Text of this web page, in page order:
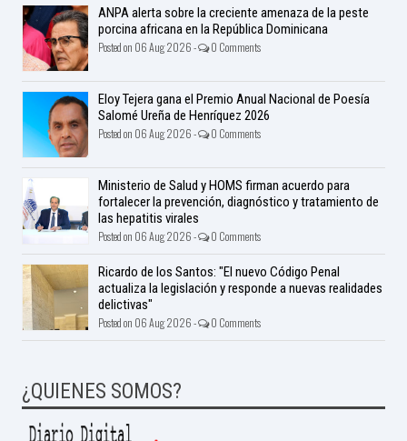
ANPA alerta sobre la creciente amenaza de la peste
porcina africana en la República Dominicana
Posted on 06 Aug 2026 - 0 Comments
Eloy Tejera gana el Premio Anual Nacional de Poesía
Salomé Ureña de Henríquez 2026
Posted on 06 Aug 2026 - 0 Comments
Ministerio de Salud y HOMS firman acuerdo para
fortalecer la prevención, diagnóstico y tratamiento de
las hepatitis virales
Posted on 06 Aug 2026 - 0 Comments
Ricardo de los Santos: "El nuevo Código Penal
actualiza la legislación y responde a nuevas realidades
delictivas"
Posted on 06 Aug 2026 - 0 Comments
¿QUIENES SOMOS?